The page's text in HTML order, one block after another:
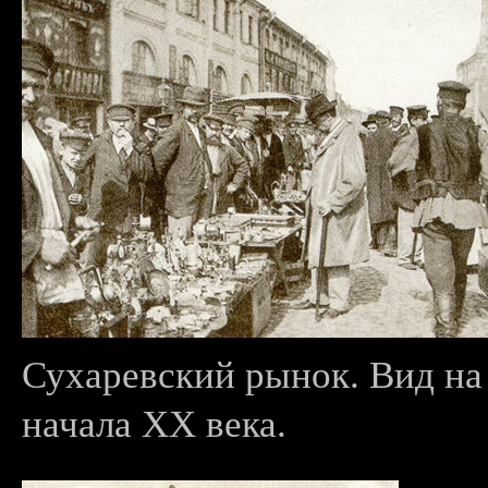
Сухаревский рынок. Вид
начала XX века.